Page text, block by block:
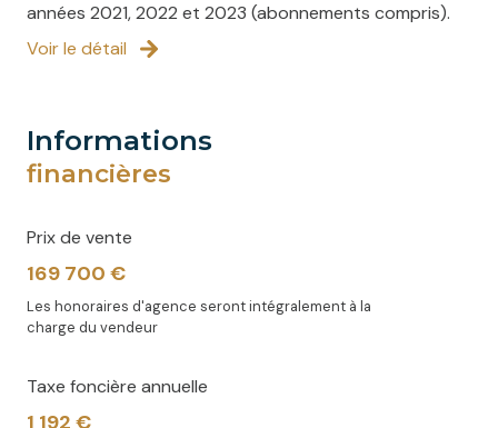
années 2021, 2022 et 2023 (abonnements compris).
Voir le détail
informations
financières
Prix de vente
169 700 €
Les honoraires d'agence seront intégralement à la
charge du vendeur
Taxe foncière annuelle
1 192 €